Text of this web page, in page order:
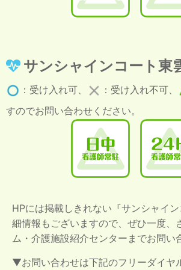
サンシャインコート東
：受け入れ可、 ：受け入れ不可、
すのでお問い合わせください。
HPには掲載しきれない『サンシャイ
細情報もございますので、ぜひ一度、
ム・介護施設紹介センターまでお問い
▼お問い合わせは下記のフリーダイヤ